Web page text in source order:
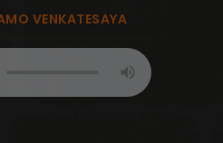
VENKATESAYA